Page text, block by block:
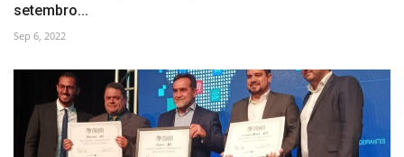
setembro...
Sep 6, 2022